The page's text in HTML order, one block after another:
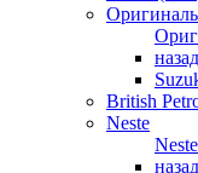
назад
British
Neste
Neste
назад